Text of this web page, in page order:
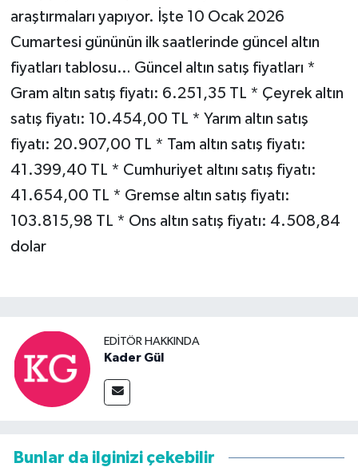
araştırmaları yapıyor. İşte 10 Ocak 2026
Cumartesi gününün ilk saatlerinde güncel altın
fiyatları tablosu… Güncel altın satış fiyatları *
Gram altın satış fiyatı: 6.251,35 TL * Çeyrek altın
satış fiyatı: 10.454,00 TL * Yarım altın satış
fiyatı: 20.907,00 TL * Tam altın satış fiyatı:
41.399,40 TL * Cumhuriyet altını satış fiyatı:
41.654,00 TL * Gremse altın satış fiyatı:
103.815,98 TL * Ons altın satış fiyatı: 4.508,84
dolar
EDITÖR HAKKINDA
Kader Gül
Bunlar da ilginizi çekebilir